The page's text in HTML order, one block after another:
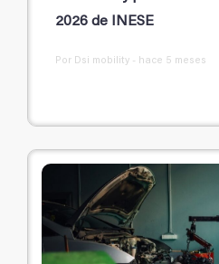
2026 de INESE
Por Dsi mobility - hace 5 meses